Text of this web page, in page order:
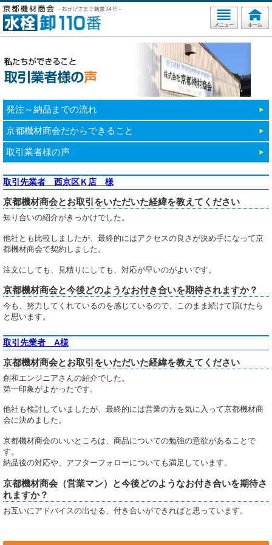
発注～納品までの流れ
京都機材商会だからできること
取引業者様の声
取引先業者 西京区Ｋ店 様
京都機材商会とお取引をいただいた経緯を教えてください
知り合いの紹介がきっかけでした。
他社とも比較しましたが、最終的にはアクセスの良さが決め手になって京
都機材商会で契約しました。
注文にしても、見積りにしても、対応が早いのがよいです。
京都機材商会と今後どのようなお付き合いを期待されますか？
今も、努力してくれているのを感じているので、このまま続けて頂けたら
と思います。
取引先業者 A様
京都機材商会とお取引をいただいた経緯を教えてください
創和エンジニアさんの紹介でした。
第一印象がよかったです。
他社も検討していましたが、最終的には営業の方を気に入って京都機材商
会に決めました。
京都機材商会のいいところは、商品についての勉強の意欲があることで
す。
納品後の対応や、アフターフォローについても満足しています。
京都機材商会（営業マン）と今後どのようなお付き合いを期待さ
れますか？
お互いにアドバイスの出せる、付き合いができればと思っています。